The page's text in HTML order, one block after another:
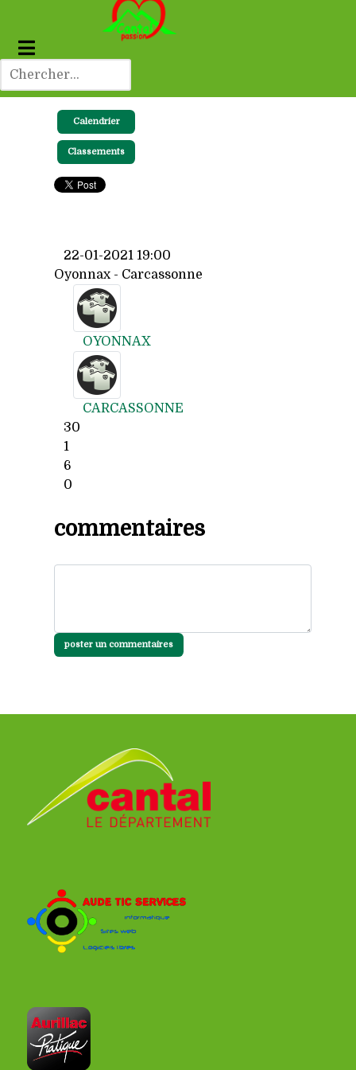
Calendrier
Classements
22-01-2021 19:00
Oyonnax - Carcassonne
OYONNAX
CARCASSONNE
30
1
6
0
commentaires
poster un commentaires